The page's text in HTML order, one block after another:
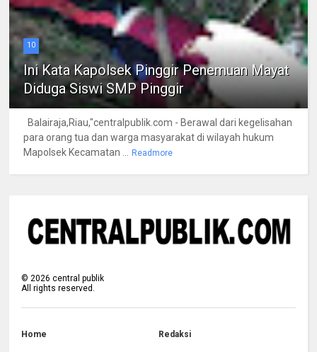
10
Ini Kata Kapolsek Pinggir Penemuan Mayat
Diduga Siswi SMP Pinggir
Balairaja,Riau,"centralpublik.com - Berawal dari kegelisahan
para orang tua dan warga masyarakat di wilayah hukum
Mapolsek Kecamatan ...
Readmore
© 2026 central publik
All rights reserved.
Home Redaksi